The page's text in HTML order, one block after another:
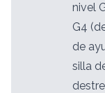
nivel
G4
de
silla